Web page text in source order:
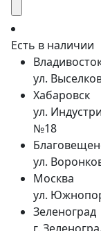
Есть в наличии
ул.
Хабаровск
ул.
№18
ул.
Москва
ул.
Зеленоград